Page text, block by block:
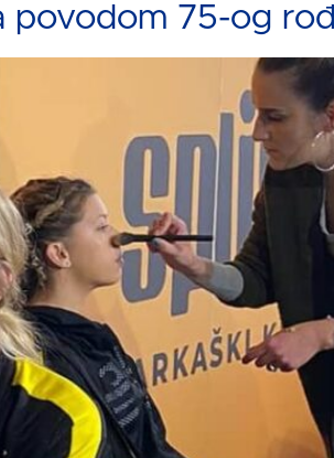
povodom 75-og